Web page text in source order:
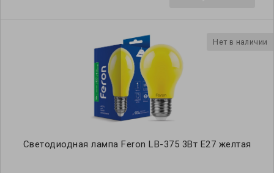
Нет в наличии
Светодиодная лампа Feron LB-375 3Вт E27 желтая